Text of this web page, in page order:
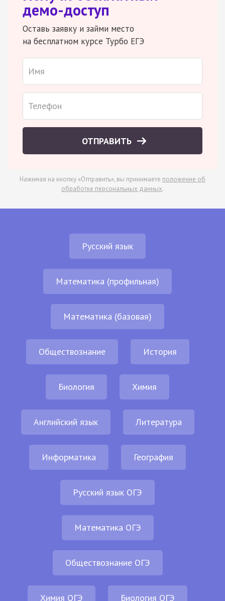
демо-доступ
Оставь заявку и займи место
на бесплатном курсе Турбо ЕГЭ
ОТПРАВИТЬ
Нажимая на кнопку «Отправить», вы принимаете положение об
обработке персональных данных.
Русский язык
Математика (профильная)
Математика (базовая)
Обществознание История
Биология Химия
Английский язык Литература
Информатика География
Русский язык ОГЭ
Математика ОГЭ
Обществознание ОГЭ
Химия ОГЭ Биология ОГЭ